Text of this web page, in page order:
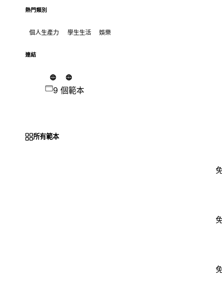
熱門類別
個人生產力 學生生活 娛樂
連結
9 個範本
所有範本